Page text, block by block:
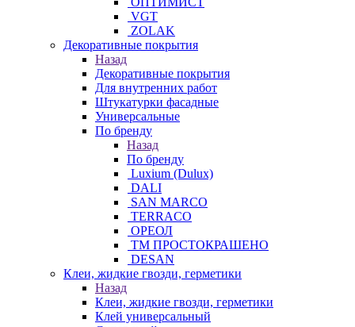
VGT
ZOLAK
Декоративные покрытия
Назад
Декоративные покрытия
Для внутренних работ
Штукатурки фасадные
Универсальные
По бренду
Назад
По бренду
Luxium (Dulux)
DALI
SAN MARCO
TERRACO
ОРЕОЛ
ТМ ПРОСТОКРАШЕНО
DESAN
Клеи, жидкие гвозди, герметики
Назад
Клеи, жидкие гвозди, герметики
Клей универсальный